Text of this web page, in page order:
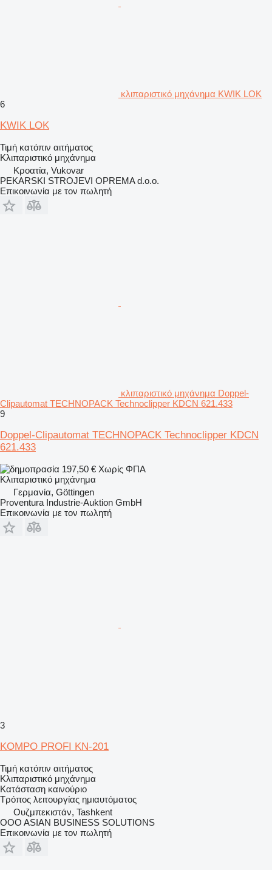
κλιπαριστικό μηχάνημα KWIK LOK
6
KWIK LOK
Τιμή κατόπιν αιτήματος
Κλιπαριστικό μηχάνημα
Κροατία, Vukovar
PEKARSKI STROJEVI OPREMA d.o.o.
Επικοινωνία με τον πωλητή
κλιπαριστικό μηχάνημα Doppel-
Clipautomat TECHNOPACK Technoclipper KDCN 621.433
9
Doppel-Clipautomat TECHNOPACK Technoclipper KDCN
621.433
197,50 € Χωρίς ΦΠΑ
Κλιπαριστικό μηχάνημα
Γερμανία, Göttingen
Proventura Industrie-Auktion GmbH
Επικοινωνία με τον πωλητή
3
KOMPO PROFI KN-201
Τιμή κατόπιν αιτήματος
Κλιπαριστικό μηχάνημα
Κατάσταση καινούριο
Τρόπος λειτουργίας ημιαυτόματος
Ουζμπεκιστάν, Tashkent
OOO ASIAN BUSINESS SOLUTIONS
Επικοινωνία με τον πωλητή